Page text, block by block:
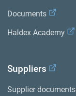
Documents
Haldex Academy
Suppliers
Supplier documents